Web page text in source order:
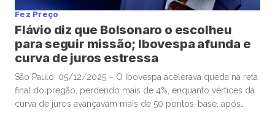
Fez Preço
Flávio diz que Bolsonaro o escolheu
para seguir missão; Ibovespa afunda e
curva de juros estressa
São Paulo, 05/12/2025 – O Ibovespa acelerava queda na reta
final do pregão, perdendo mais de 4%, enquanto vértices da
curva de juros avançavam mais de 50 pontos-base, após